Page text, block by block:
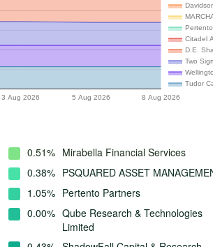
Citadel
D.E.
Two
Tudor
3 Aug 2026 5 Aug 2026 8 Aug 2026
0.51% Mirabella Financial Services
0.38% PSQUARED ASSET
1.05% Pertento Partners
0.00% Qube Research & Technologies
Limited